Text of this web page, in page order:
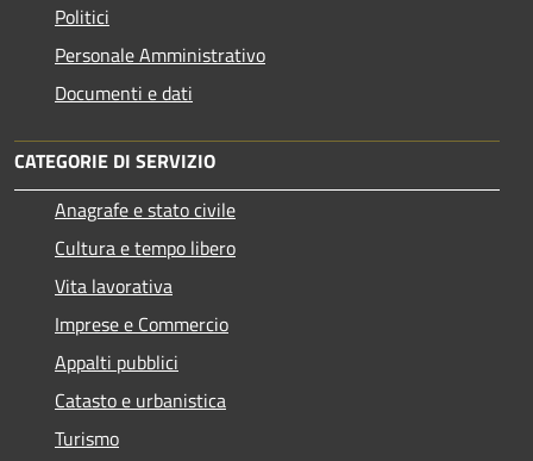
Politici
Personale Amministrativo
Documenti e dati
CATEGORIE DI SERVIZIO
Anagrafe e stato civile
Cultura e tempo libero
Vita lavorativa
Imprese e Commercio
Appalti pubblici
Catasto e urbanistica
Turismo